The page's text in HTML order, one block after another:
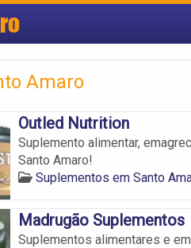
Amaro
Outled Nutrition
Suplemento alimentar,
Santo Amaro!
Suplementos em Santo
Madrugão Suplementos
Suplementos alimentares e